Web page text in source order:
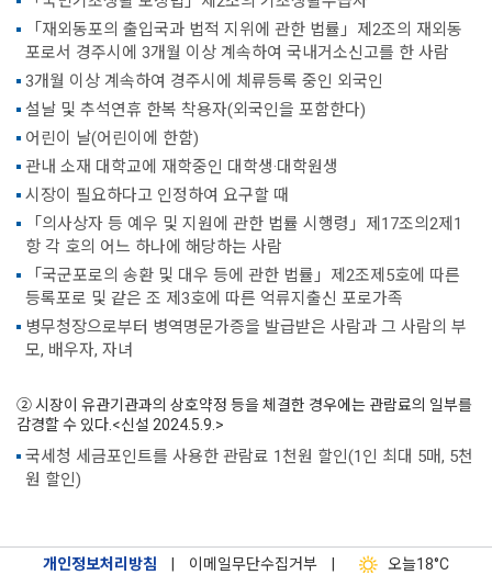
「재외동포의 출입국과 법적 지위에 관한 법률」제2조의 재외동
포로서 경주시에 3개월 이상 계속하여 국내거소신고를 한 사람
3개월 이상 계속하여 경주시에 체류등록 중인 외국인
설날 및 추석연휴 한복 착용자(외국인을 포함한다)
어린이 날(어린이에 한함)
관내 소재 대학교에 재학중인 대학생·대학원생
시장이 필요하다고 인정하여 요구할 때
「의사상자 등 예우 및 지원에 관한 법률 시행령」제17조의2제1
항 각 호의 어느 하나에 해당하는 사람
「국군포로의 송환 및 대우 등에 관한 법률」제2조제5호에 따른
등록포로 및 같은 조 제3호에 따른 억류지출신 포로가족
병무청장으로부터 병역명문가증을 발급받은 사람과 그 사람의 부
모, 배우자, 자녀
② 시장이 유관기관과의 상호약정 등을 체결한 경우에는 관람료의 일부를
감경할 수 있다.<신설 2024.5.9.>
국세청 세금포인트를 사용한 관람료 1천원 할인(1인 최대 5매, 5천
원 할인)
개인정보처리방침 이메일무단수집거부 오늘18°C